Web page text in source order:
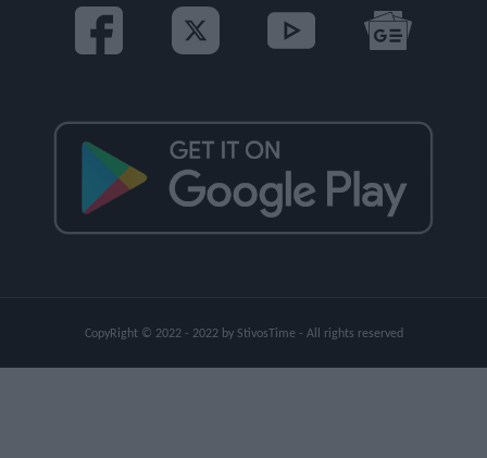
CopyRight © 2022 - 2022 by StivosTime - All rights reserved